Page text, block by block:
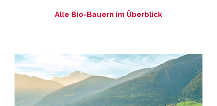
Alle Bio-Bauern im Überblick